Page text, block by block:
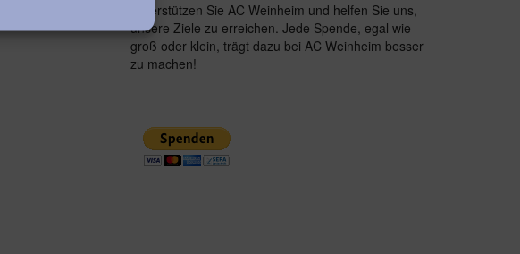
Unterstützen Sie AC Weinheim und helfen Sie uns,
unsere Ziele zu erreichen. Jede Spende, egal wie
groß oder klein, trägt dazu bei AC Weinheim besser
zu machen!